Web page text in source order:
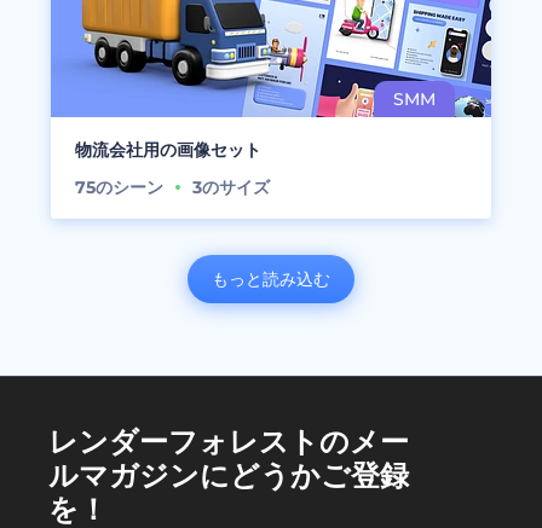
物流会社用の画像セット
75のシーン 3のサイズ
もっと読み込む
レンダーフォレストのメー
ルマガジンにどうかご登録
を！